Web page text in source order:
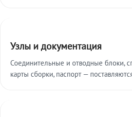
Узлы и документация
Соединительные и отводные блоки,
карты сборки, паспорт —